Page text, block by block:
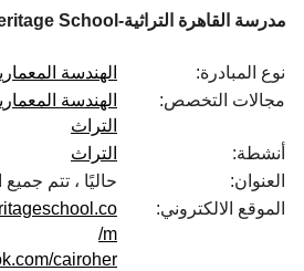
مدرسة القاهرة التراثية-Cairo Heritage School
نوع المبادرة:
الهندسة
مجالات التخصص:
الهندسة
التراث
أنشطة:
التراث
العنوان:
حاليًا ، تتم
الموقع الالكتروني:
m/
cairoher